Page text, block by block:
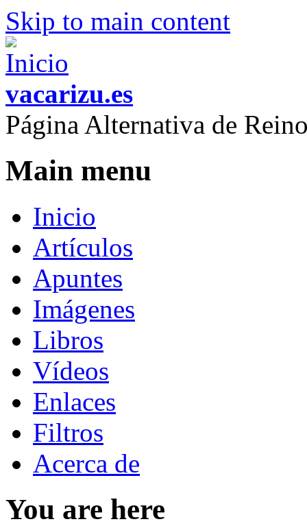
Skip to main content
vacarizu.es
Página Alternativa de
Main menu
Inicio
Artículos
Apuntes
Imágenes
Libros
Vídeos
Enlaces
Filtros
Acerca de
You are here